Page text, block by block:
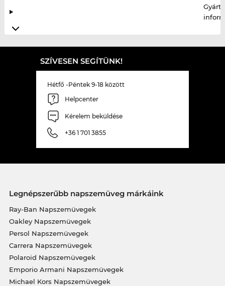
SZÍVESEN SEGÍTÜNK!
Hétfő -Péntek 9-18 között
Helpcenter
Kérelem beküldése
+36 1 701 3855
Legnépszerűbb napszemüveg márkáink
Ray-Ban Napszemüvegek
Oakley Napszemüvegek
Persol Napszemüvegek
Carrera Napszemüvegek
Polaroid Napszemüvegek
Emporio Armani Napszemüvegek
Michael Kors Napszemüvegek